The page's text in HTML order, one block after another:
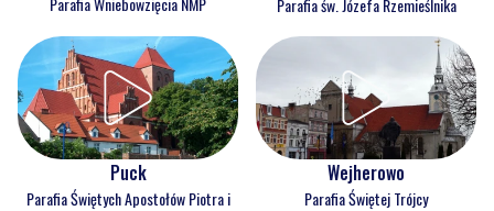
Parafia św. Józefa Rzemieślnika
Puck
Parafia Świętych Apostołów Piotra i
Wejherowo
Parafia Świętej Trójcy